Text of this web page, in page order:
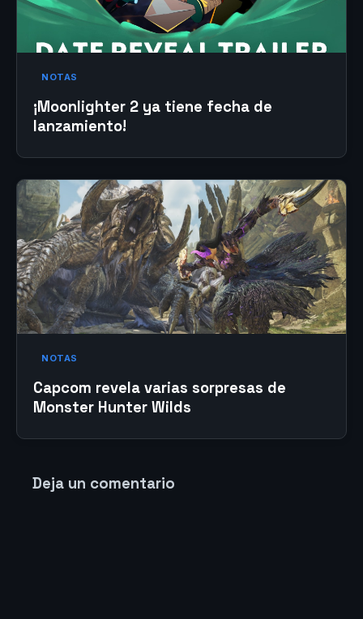
NOTAS
¡Moonlighter 2 ya tiene fecha de
lanzamiento!
NOTAS
Capcom revela varias sorpresas de
Monster Hunter Wilds
Deja un comentario